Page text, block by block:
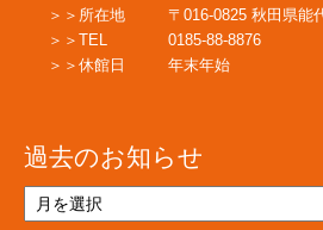
ビ
ー
所在地
〒016-0825 秋田県能
TEL
0185-88-8876
休館日
年末年始
過去のお知らせ
去